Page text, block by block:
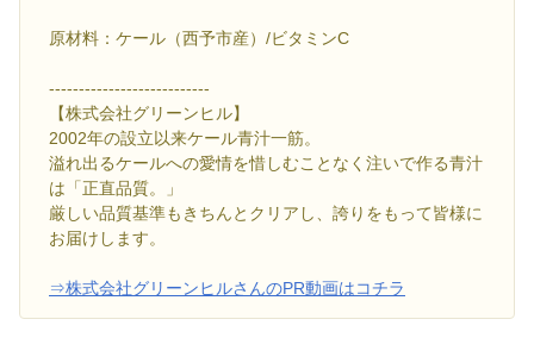
原材料：ケール（西予市産）/ビタミンC
---------------------------
【株式会社グリーンヒル】
2002年の設立以来ケール青汁一筋。
溢れ出るケールへの愛情を惜しむことなく注いで作る青汁
は「正直品質。」
厳しい品質基準もきちんとクリアし、誇りをもって皆様に
お届けします。
⇒株式会社グリーンヒルさんのPR動画はコチラ